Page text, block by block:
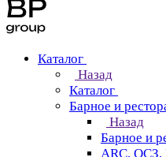
Каталог
Назад
Каталог
Барное и
Назад
Барное и
ARC, ОСЗ,